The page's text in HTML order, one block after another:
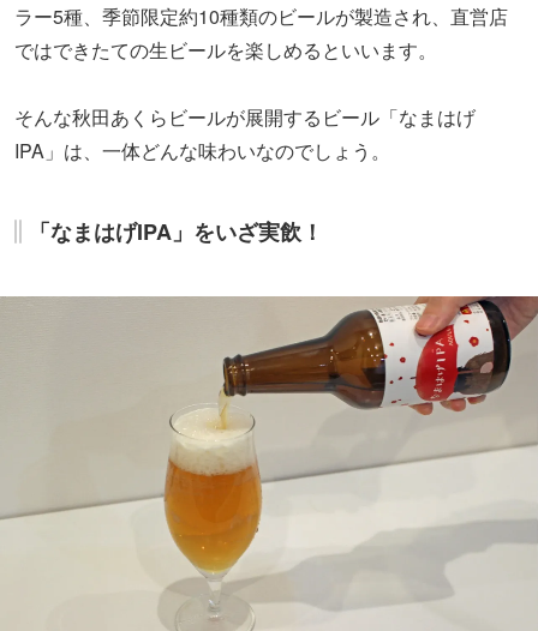
ラー5種、季節限定約10種類のビールが製造され、直営店
ではできたての生ビールを楽しめるといいます。
そんな秋田あくらビールが展開するビール「なまはげ
IPA」は、一体どんな味わいなのでしょう。
「なまはげIPA」をいざ実飲！